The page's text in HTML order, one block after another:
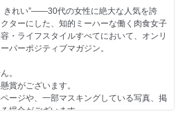
てみませんか？
なれたヘルシー”春は何買う？ どう着回
SHIHO×ベージュ 小泉里子×グレー
毎日｢ジャケパン｣で大丈夫！
たら、ボーダー着ても“いい女”
ウスを｢ゆる･ふわ･とろみ｣に変えてみて…
の春ベーシック、こうなってます！
手系｣どやッ スカートが正解です！
きれい”――30代の女性に絶大な人気を誇
ターにした、知的ミーハーな働く肉食女子
・ライフスタイルすべてにおいて、オンリ
パーポジティブマガジン。
。
賞がございます。
ージや、一部マスキングしている写真、掲
場合がございます。